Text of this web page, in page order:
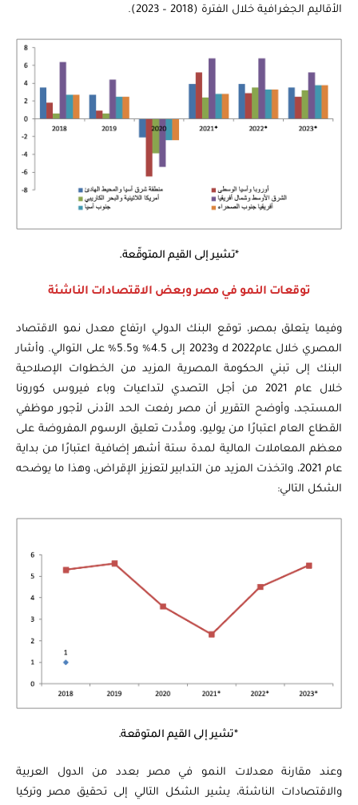
الأقاليم الجغرافية خلال الفترة (2018 – 2023).
*تشير إلى القيم المتوقّعة.
توقعات النمو في مصر وبعض الاقتصادات الناشئة
وفيما يتعلق بمصر، توقع البنك الدولي ارتفاع معدل نمو الاقتصاد
المصري خلال عامd 2022 و2023 إلى 4.5% و5.5% على التوالي. وأشار
البنك إلى تبني الحكومة المصرية المزيد من الخطوات الإصلاحية
خلال عام 2021 من أجل التصدي لتداعيات وباء فيروس كورونا
المستجد، وأوضح التقرير أن مصر رفعت الحد الأدنى لأجور موظفي
القطاع العام اعتبارًا من يوليو، ومدَّدت تعليق الرسوم المفروضة على
معظم المعاملات المالية لمدة ستة أشهر إضافية اعتبارًا من بداية
عام 2021، واتخذت المزيد من التدابير لتعزيز الإقراض، وهذا ما يوضحه
الشكل التالي:
*تشير إلى القيم المتوقعة.
وعند مقارنة معدلات النمو في مصر بعدد من الدول العربية
والاقتصادات الناشئة، يشير الشكل التالي إلى تحقيق مصر وتركيا